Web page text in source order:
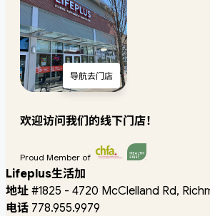
导航去门店
欢迎访问我们的线下门店！
Proud Member of
Lifeplus生活加
地址 #1825 - 4720 McClelland Rd,
电话 778.955.9979